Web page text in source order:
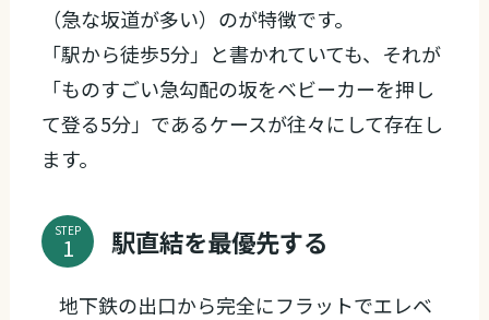
（急な坂道が多い）のが特徴です。
「駅から徒歩5分」と書かれていても、それが
「ものすごい急勾配の坂をベビーカーを押し
て登る5分」であるケースが往々にして存在し
ます。
STEP 駅直結を最優先する
地下鉄の出口から完全にフラットでエレベ